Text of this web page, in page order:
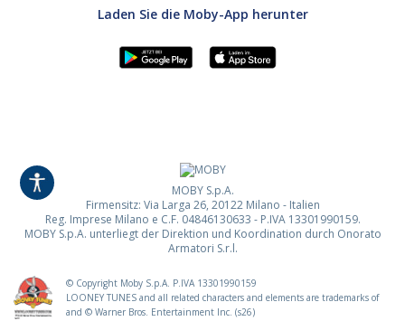
Laden Sie die Moby-App herunter
MOBY S.p.A.
Firmensitz: Via Larga 26, 20122 Milano - Italien
Reg. Imprese Milano e C.F. 04846130633 - P.IVA 13301990159.
MOBY S.p.A. unterliegt der Direktion und Koordination durch Onorato
Armatori S.r.l.
© Copyright Moby S.p.A. P.IVA 13301990159
LOONEY TUNES and all related characters and elements are trademarks of
and © Warner Bros. Entertainment Inc. (s26)